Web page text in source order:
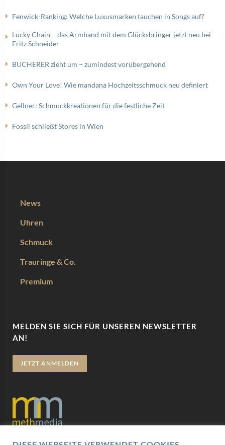
Fenwick-Ranking: Welche Luxusmarken tauchen in Songs auf?
Lucky Chain – das Armband mit dem Glücksbringer jetzt neu bei
Fritz Schneider
BUCHERER zieht um – zumindest vorübergehend
Own Your Love! Wie mandana Hochzeitsschmuck neu definiert
Gellner: Schmuckkreationen für die festliche Zeit
Fossil schließt Stores in Wien
News
Uhren
Schmuck
Trauringe & Co.
Premium
MELDEN SIE SICH FÜR UNSEREN NEWSLETTER
AN!
JETZT ANMELDEN